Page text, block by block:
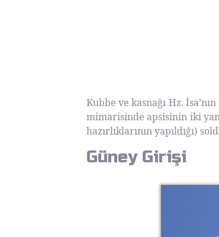
Kubbe ve kasnağı Hz.
mimarisinde apsisinin iki
hazırlıklarının yapıldığı)
Güney Girişi